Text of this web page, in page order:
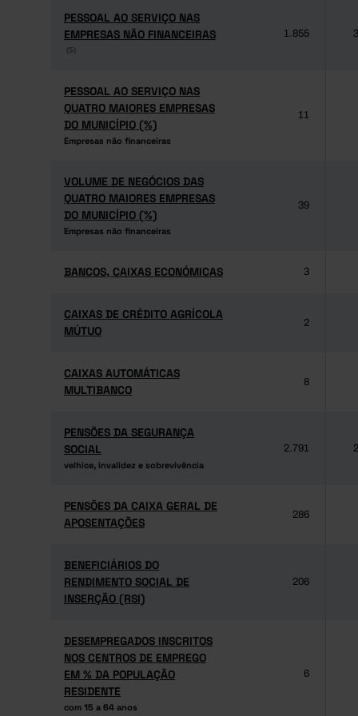
PESSOAL AO SERVIÇO NAS
EMPRESAS NÃO FINANCEIRAS
(5)
PESSOAL AO SERVIÇO NAS
EMPRESAS NÃO FINANCEIRAS
(5)
1.855
PESSOAL AO SERVIÇO NAS
QUATRO MAIORES EMPRESAS
DO MUNICÍPIO (%)
Empresas não financeiras
PESSOAL AO SERVIÇO NAS
QUATRO MAIORES EMPRESAS
DO MUNICÍPIO (%)
Empresas não financeiras
11
VOLUME DE NEGÓCIOS DAS
QUATRO MAIORES EMPRESAS
DO MUNICÍPIO (%)
Empresas não financeiras
VOLUME DE NEGÓCIOS DAS
QUATRO MAIORES EMPRESAS
DO MUNICÍPIO (%)
Empresas não financeiras
39
BANCOS, CAIXAS ECONÓMICAS
BANCOS, CAIXAS ECONÓMICAS 3
CAIXAS DE CRÉDITO AGRÍCOLA
MÚTUO
CAIXAS DE CRÉDITO AGRÍCOLA
MÚTUO
2
CAIXAS AUTOMÁTICAS
MULTIBANCO
CAIXAS AUTOMÁTICAS
MULTIBANCO
8
PENSÕES DA SEGURANÇA
SOCIAL
velhice, invalidez e sobrevivência
PENSÕES DA SEGURANÇA
SOCIAL
velhice, invalidez e sobrevivência
2.791
PENSÕES DA CAIXA GERAL DE
APOSENTAÇÕES
PENSÕES DA CAIXA GERAL DE
APOSENTAÇÕES
286
BENEFICIÁRIOS DO
RENDIMENTO SOCIAL DE
INSERÇÃO (RSI)
BENEFICIÁRIOS DO
RENDIMENTO SOCIAL DE
INSERÇÃO (RSI)
206
DESEMPREGADOS INSCRITOS
NOS CENTROS DE EMPREGO
EM % DA POPULAÇÃO
RESIDENTE
com 15 a 64 anos
DESEMPREGADOS INSCRITOS
NOS CENTROS DE EMPREGO
EM % DA POPULAÇÃO
RESIDENTE
com 15 a 64 anos
6